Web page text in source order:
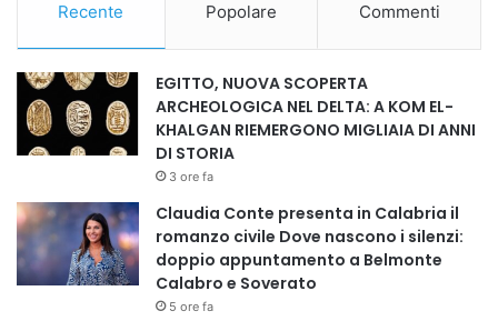
Recente Popolare Commenti
EGITTO, NUOVA SCOPERTA
ARCHEOLOGICA NEL DELTA: A KOM EL-
KHALGAN RIEMERGONO MIGLIAIA DI ANNI
DI STORIA
3 ore fa
Claudia Conte presenta in Calabria il
romanzo civile Dove nascono i silenzi:
doppio appuntamento a Belmonte
Calabro e Soverato
5 ore fa